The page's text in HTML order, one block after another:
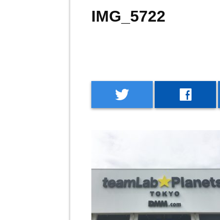
IMG_5722
twitter facebook